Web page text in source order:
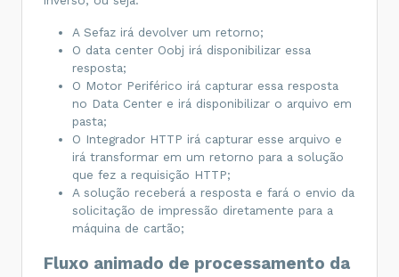
A Sefaz irá devolver um retorno;
O data center Oobj irá disponibilizar essa
resposta;
O Motor Periférico irá capturar essa resposta
no Data Center e irá disponibilizar o arquivo em
pasta;
O Integrador HTTP irá capturar esse arquivo e
irá transformar em um retorno para a solução
que fez a requisição HTTP;
A solução receberá a resposta e fará o envio da
solicitação de impressão diretamente para a
máquina de cartão;
Fluxo animado de processamento da